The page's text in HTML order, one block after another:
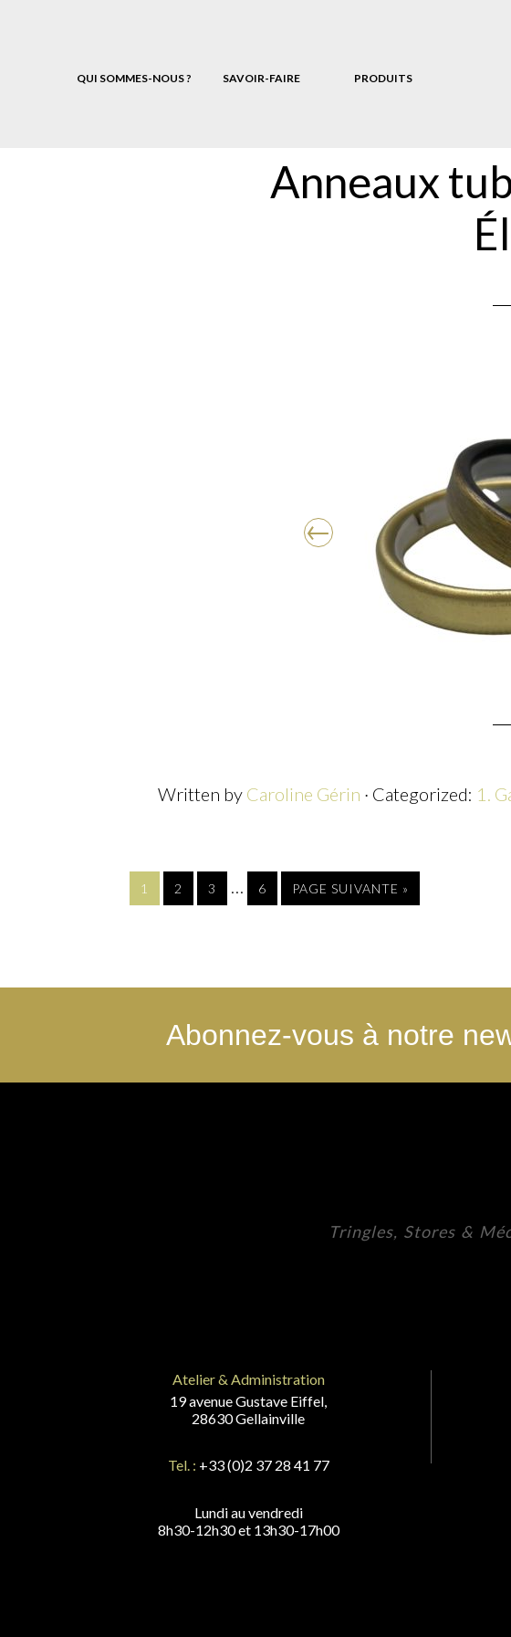
QUI SOMMES-NOUS ? SAVOIR-FAIRE PRODUITS
Anneaux
Written by Caroline Gérin · Categorized: 1.
1 2 3 … 6 PAGE SUIVANTE »
Abonnez-vous à notre
Tringles, Stores &
Atelier & Administration
19 avenue Gustave Eiffel,
28630 Gellainville
Tel. : +33 (0)2 37 28 41 77
Lundi au vendredi
8h30-12h30 et 13h30-17h00